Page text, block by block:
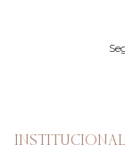
INSTITUCIONAL